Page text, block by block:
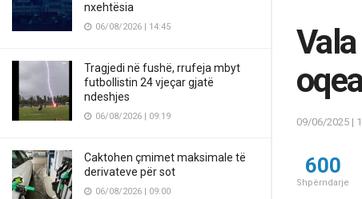
nxehtësia
06/08/2026 | 14:45
Tragjedi në fushë, rrufeja mbyt
futbollistin 24 vjeçar gjatë
ndeshjes
06/08/2026 | 09:19
Caktohen çmimet maksimale të
derivateve për sot
06/08/2026 | 09:00
09/06/2025 |
600
Shpërndarje